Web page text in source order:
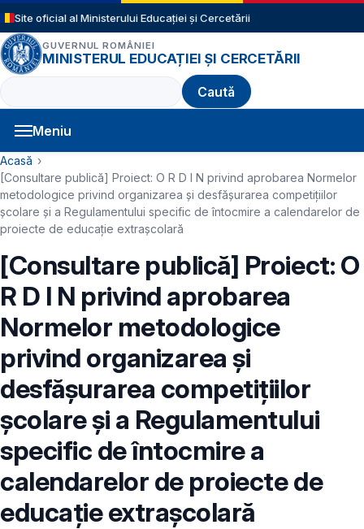
Sari la conținutul principal
Site oficial al Ministerului Educației și Cercetării
GUVERNUL ROMÂNIEI
MINISTERUL EDUCAȚIEI ȘI CERCETĂRII
Caută
Meniu
Navigație principală
Cale de navigare
Acasă
[Consultare publică] Proiect: O R D I N privind aprobarea Normelor
metodologice privind organizarea şi desfășurarea competițiilor
școlare și a Regulamentului specific de întocmire a calendarelor de
proiecte de educație extrașcolară
[Consultare publică] Proiect: O
R D I N privind aprobarea
Normelor metodologice
privind organizarea şi
desfășurarea competițiilor
școlare și a Regulamentului
specific de întocmire a
calendarelor de proiecte de
educație extrașcolară